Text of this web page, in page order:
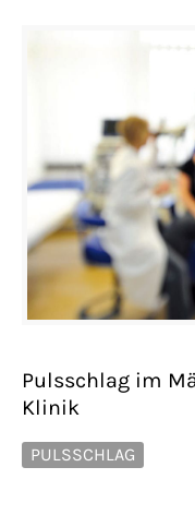
Pulsschlag im
Klinik
PULSSCHLAG